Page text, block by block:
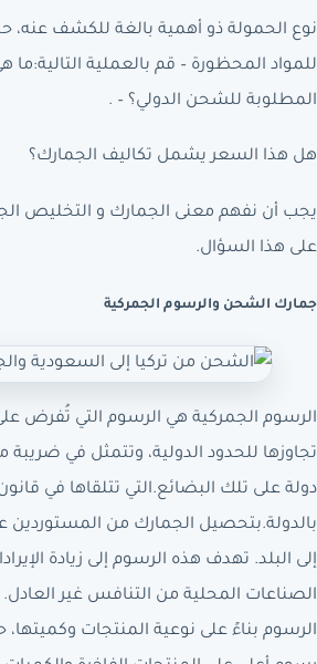
نوع الحمولة ذو أهمية بالغة للكشف عنه،
للمواد المحظورة – قم بالعملية التالية:ما
المطلوبة للشحن الدولي؟ – .
هل هذا السعر يشمل تكاليف الجمارك؟
يجب أن نفهم معنى الجمارك و التخليص
على هذا السؤال.
جمارك الشحن والرسوم الجمركية
الرسوم الجمركية هي الرسوم التي تُفرض
تجاوزها للحدود الدولية، وتتمثل في
دولة على تلك البضائع.التي تتلقاها في
بالدولة.بتحصيل الجمارك من المستوردين
إلى البلد. تهدف هذه الرسوم إلى زيادة
الصناعات المحلية من التنافس غير
الرسوم بناءً على نوعية المنتجات